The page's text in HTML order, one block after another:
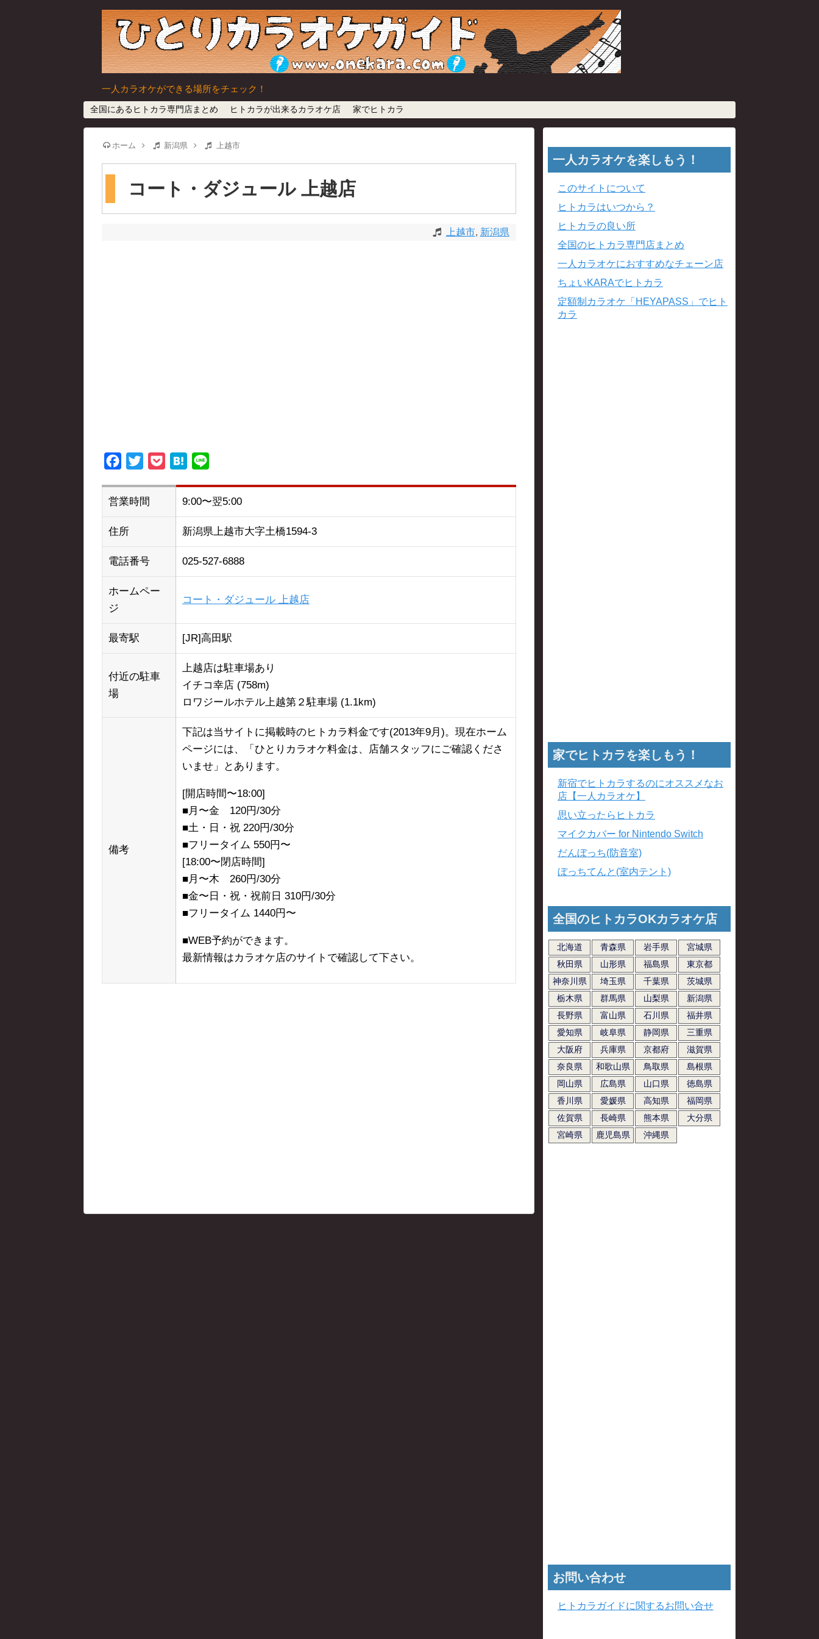
一人カラオケができる場所をチェック！
全国にあるヒトカラ専門店まとめ ヒトカラが出来るカラオケ店 家でヒトカラ
ホーム 新潟県 上越市
コート・ダジュール 上越店
上越市, 新潟県
Facebook
Twitter PocketHatena
営業時間 9:00〜翌5:00
住所 新潟県上越市大字土橋1594-3
電話番号 025-527-6888
ホームペー
ジ
コート・ダジュール 上越店
最寄駅 [JR]高田駅
付近の駐車
場
上越店は駐車場あり
イチコ幸店 (758m)
ロワジールホテル上越第２駐車場 (1.1km)
備考
下記は当サイトに掲載時のヒトカラ料金です(2013年9月)。現在ホーム
ページには、「ひとりカラオケ料金は、店舗スタッフにご確認くださ
いませ」とあります。
[開店時間〜18:00]
■月〜金 120円/30分
■土・日・祝 220円/30分
■フリータイム 550円〜
[18:00〜閉店時間]
■月〜木 260円/30分
■金〜日・祝・祝前日 310円/30分
■フリータイム 1440円〜
■WEB予約ができます。
最新情報はカラオケ店のサイトで確認して下さい。
一人カラオケを楽しもう！
このサイトについて
ヒトカラはいつから？
ヒトカラの良い所
全国のヒトカラ専門店まとめ
一人カラオケにおすすめなチェーン店
ちょいKARAでヒトカラ
定額制カラオケ「HEYAPASS」でヒト
カラ
家でヒトカラを楽しもう！
新宿でヒトカラするのにオススメなお
店【一人カラオケ】
思い立ったらヒトカラ
マイクカバー for Nintendo Switch
だんぼっち(防音室)
ぼっちてんと(室内テント)
全国のヒトカラOKカラオケ店
北海道 青森県 岩手県
宮城県
秋田県
山形県 福島県
東京都
神奈川県
埼玉県 千葉県
茨城県
栃木県
群馬県 山梨県
新潟県
長野県
富山県 石川県
福井県
愛知県
岐阜県 静岡県
三重県
大阪府
兵庫県 京都府
滋賀県
奈良県
和歌山県 鳥取県
島根県
岡山県
広島県 山口県
徳島県
香川県
愛媛県 高知県
福岡県
佐賀県
長崎県 熊本県
大分県
宮崎県
鹿児島県 沖縄県
お問い合わせ
ヒトカラガイドに関するお問い合せ